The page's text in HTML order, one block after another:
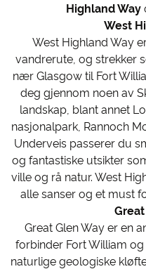
Highland Way
West
West Highland Way
vandrerute, og strekker
nær Glasgow til Fort
deg gjennom noen av
landskap, blant annet
nasjonalpark, Rannoch
Underveis passerer du
og fantastiske utsikter
ville og rå natur. West
alle sanser og et must
Great Glen Way er en
forbinder Fort William
naturlige geologiske